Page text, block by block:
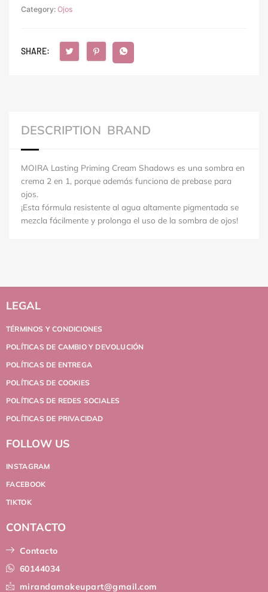
Category: Ojos
SHARE:
DESCRIPTION BRAND
MOIRA Lasting Priming Cream Shadows es una sombra en
crema 2 en 1, porque además funciona de prebase para
ojos.
¡Esta fórmula resistente al agua altamente pigmentada se
mezcla fácilmente y prolonga el uso de la sombra de ojos!
LEGAL
TÉRMINOS Y CONDICIONES
POLÍTICAS DE CAMBIO Y DEVOLUCIÓN
POLÍTICAS DE ENTREGA
POLÍTICAS DE COOKIES
POLÍTICAS DE REDES SOCIALES
POLÍTICAS DE PRIVACIDAD
FOLLOW US
INSTAGRAM
FACEBOOK
TIKTOK
CONTACTO
Contacto
60144034
mirandamakeupart@gmail.com